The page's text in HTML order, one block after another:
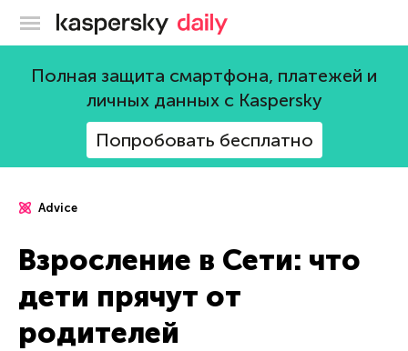
Блог Касперского
Полная защита смартфона, платежей и
личных данных с Kaspersky
Попробовать бесплатно
Advice
Взросление в Сети: что
дети прячут от
родителей